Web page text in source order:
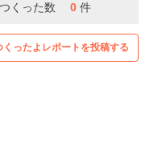
くった数 0 件
くったよレポートを投稿する